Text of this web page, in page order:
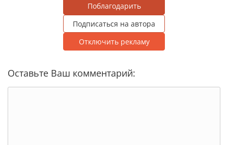
Поблагодарить
Подписаться на автора
Отключить рекламу
Оставьте Ваш комментарий: